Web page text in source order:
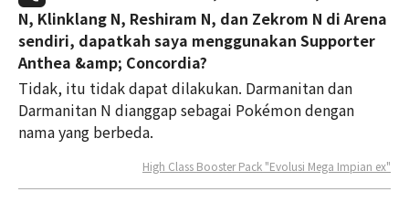
N, Klinklang N, Reshiram N, dan Zekrom N di Arena
sendiri, dapatkah saya menggunakan Supporter
Anthea &amp; Concordia?
Tidak, itu tidak dapat dilakukan. Darmanitan dan
Darmanitan N dianggap sebagai Pokémon dengan
nama yang berbeda.
High Class Booster Pack "Evolusi Mega Impian ex"